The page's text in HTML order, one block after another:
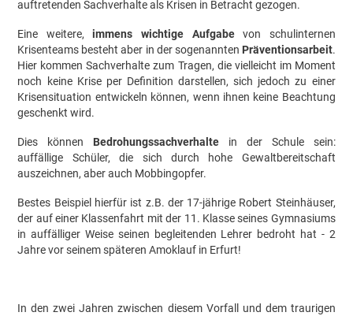
auftretenden Sachverhalte als Krisen in Betracht gezogen.
Eine weitere,immens wichtige Aufgabevon schulinternen
Krisenteams besteht aber in der sogenannten Präventionsarbeit.
Hier kommen Sachverhalte zum Tragen, die vielleicht im Moment
noch keine Krise per Definition darstellen, sich jedoch zu einer
Krisensituation entwickeln können, wenn ihnen keine Beachtung
geschenkt wird.
Dies können Bedrohungssachverhalte in der Schule sein:
auffällige Schüler, die sich durch hohe Gewaltbereitschaft
auszeichnen, aber auch Mobbingopfer.
Bestes Beispiel hierfür ist z.B. der 17-jährige Robert Steinhäuser,
der auf einer Klassenfahrt mit der 11. Klasse seines Gymnasiums
in auffälliger Weise seinen begleitenden Lehrer bedroht hat - 2
Jahre vor seinem späteren Amoklauf in Erfurt!
In den zwei Jahren zwischen diesem Vorfall und dem traurigen